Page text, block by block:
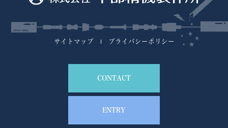
サイトマップ プライバシーポリシー
CONTACT
ENTRY